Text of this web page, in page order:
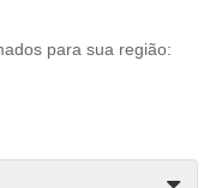
para sua região: